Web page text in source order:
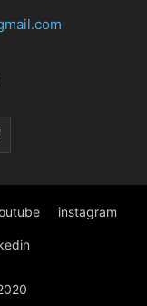
instagram